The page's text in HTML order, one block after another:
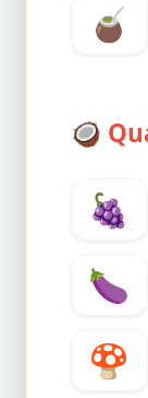
🧉
🥥
🍇
🍆
🍄